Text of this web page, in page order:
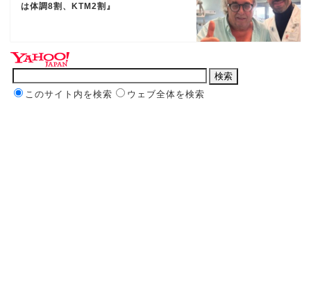
は体調8割、KTM2割』
このサイト内を検索 ウェブ全体を検索